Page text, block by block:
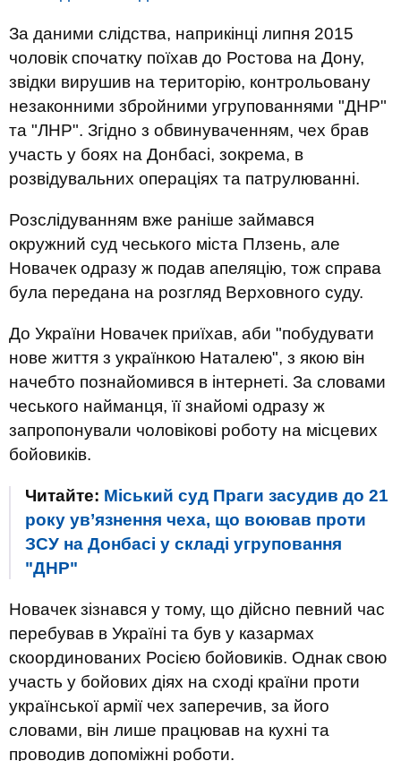
За даними слідства, наприкінці липня 2015
чоловік спочатку поїхав до Ростова на Дону,
звідки вирушив на територію, контрольовану
незаконними збройними угрупованнями "ДНР"
та "ЛНР". Згідно з обвинуваченням, чех брав
участь у боях на Донбасі, зокрема, в
розвідувальних операціях та патрулюванні.
Розслідуванням вже раніше займався
окружний суд чеського міста Плзень, але
Новачек одразу ж подав апеляцію, тож справа
була передана на розгляд Верховного суду.
До України Новачек приїхав, аби "побудувати
нове життя з українкою Наталею", з якою він
начебто познайомився в інтернеті. За словами
чеського найманця, її знайомі одразу ж
запропонували чоловікові роботу на місцевих
бойовиків.
Читайте: Міський суд Праги засудив до 21
року ув’язнення чеха, що воював проти
ЗСУ на Донбасі у складі угруповання
"ДНР"
Новачек зізнався у тому, що дійсно певний час
перебував в Україні та був у казармах
скоординованих Росією бойовиків. Однак свою
участь у бойових діях на сході країни проти
української армії чех заперечив, за його
словами, він лише працював на кухні та
проводив допоміжні роботи.